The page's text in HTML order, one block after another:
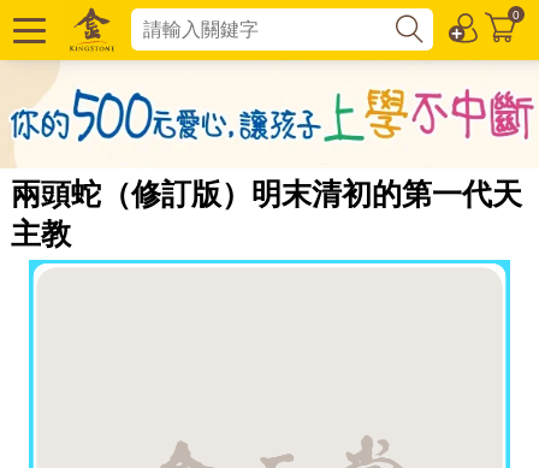
0
兩頭蛇（修訂版）明末清初的第一代天
主教